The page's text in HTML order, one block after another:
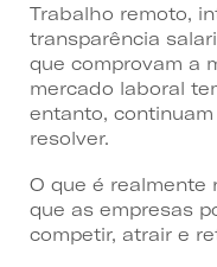
Trabalho remoto,
transparência
que comprovam a
mercado laboral
entanto,
resolver.
O que é realmente
que as empresas
competir, atrair e